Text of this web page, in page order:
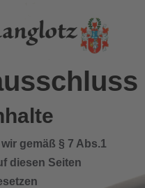
gemäß § 7 Abs.1
diesen Seiten